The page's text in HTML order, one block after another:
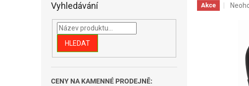
Vyhledávání
HLEDAT
CENY NA KAMENNÉ PRODEJNĚ:
Akce